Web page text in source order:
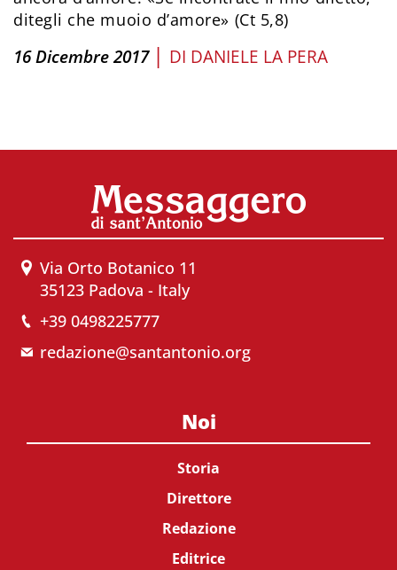
ditegli che muoio d’amore» (Ct 5,8)
16 Dicembre 2017 | DI DANIELE LA PERA
Via Orto Botanico 11
35123 Padova - Italy
+39 0498225777
redazione@santantonio.org
Noi
Storia
Direttore
Redazione
Editrice